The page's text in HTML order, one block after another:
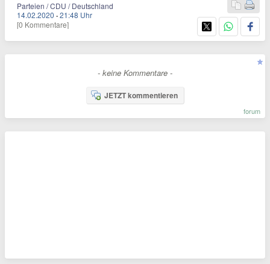
Parteien / CDU / Deutschland
14.02.2020 ·21:48 Uhr
[0 Kommentare]
- keine Kommentare -
JETZT kommentieren
forum